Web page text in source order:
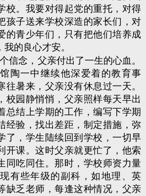
校。我要对得起党的重托，对得
孩子送来学校深造的家长们，对
的青少年们，只有把他们培养成
的良心才安。
信念，父亲付出了一生的心血。
陶一中继续他深爱着的教育事
往暑来，父亲没有休息过一天。
校园静悄悄，父亲照样每天早出
总结上学期的工作，编写下学期
经验，找出差距，制定措施，弥
了，学生陆续回到学校，一切早
开课。这时父亲就更忙了，他索
同吃同住。那时，学校师资力量
有些年级的副科，如地理、英
缺乏老师，每逢这种情况，父亲